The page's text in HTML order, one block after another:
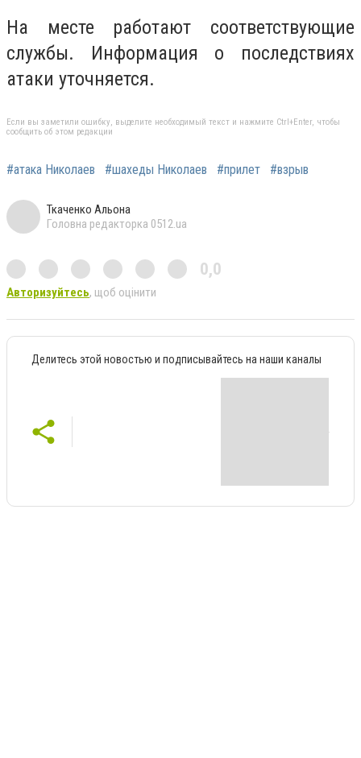
На месте работают соответствующие
службы. Информация о последствиях
атаки уточняется.
Если вы заметили ошибку, выделите необходимый текст и нажмите Ctrl+Enter, чтобы
сообщить об этом редакции
#атака Николаев #шахеды Николаев #прилет #взрыв
Ткаченко Альона
Головна редакторка 0512.ua
0,0
Авторизуйтесь, щоб оцінити
Делитесь этой новостью и подписывайтесь на наши каналы